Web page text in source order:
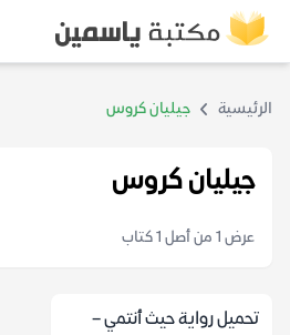
الرئيسية جيليان كروس
جيليان كروس
عرض 1 من أصل 1 كتاب
تحميل رواية حيث أنتمي –